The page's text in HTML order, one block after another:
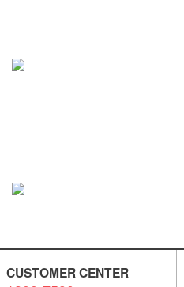
CUSTOMER CENTER